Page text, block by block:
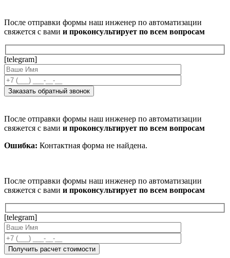
После отправки формы наш инженер по автоматизации
свяжется с вами и проконсультирует по всем вопросам
[telegram]
После отправки формы наш инженер по автоматизации
свяжется с вами и проконсультирует по всем вопросам
Ошибка: Контактная форма не найдена.
После отправки формы наш инженер по автоматизации
свяжется с вами и проконсультирует по всем вопросам
[telegram]